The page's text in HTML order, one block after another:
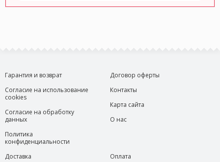
Гарантия и возврат
Согласие на использование
cookies
Согласие на обработку
данных
Политика
конфиденциальности
Договор оферты
Контакты
Карта сайта
О нас
Доставка
Оплата